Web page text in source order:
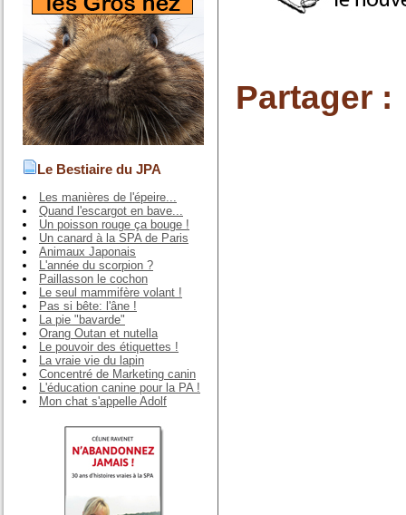
Le Bestiaire du JPA
Les manières de l'épeire...
Quand l'escargot en bave...
Un poisson rouge ça bouge !
Un canard à la SPA de Paris
Animaux Japonais
L'année du scorpion ?
Paillasson le cochon
Le seul mammifère volant !
Pas si bête: l'âne !
La pie "bavarde"
Orang Outan et nutella
Le pouvoir des étiquettes !
La vraie vie du lapin
Concentré de Marketing canin
L'éducation canine pour la PA !
Mon chat s'appelle Adolf
Partager :